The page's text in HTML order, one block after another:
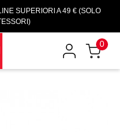
SUPERIORI A 49 € (SOLO
0